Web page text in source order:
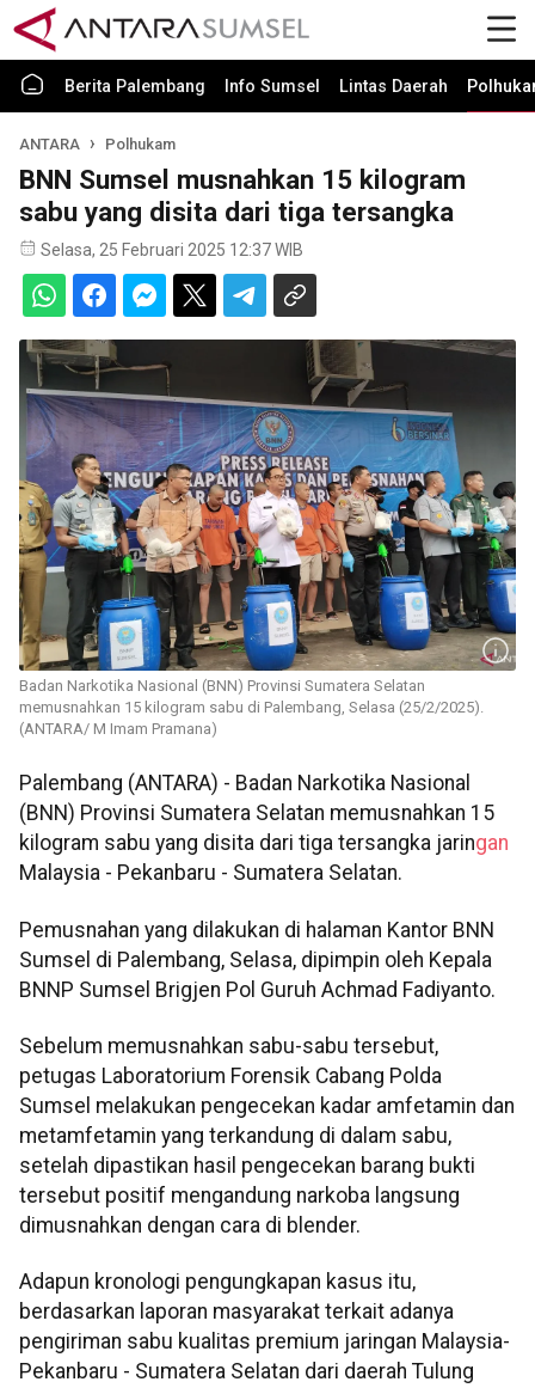
Berita Palembang Info Sumsel Lintas Daerah
ANTARA Polhukam
BNN Sumsel musnahkan 15 kilogram
sabu yang disita dari tiga tersangka
Selasa, 25 Februari 2025 12:37 WIB
Badan Narkotika Nasional (BNN) Provinsi Sumatera Selatan
memusnahkan 15 kilogram sabu di Palembang, Selasa (25/2/2025).
(ANTARA/ M Imam Pramana)
Palembang (ANTARA) - Badan Narkotika Nasional
(BNN) Provinsi Sumatera Selatan memusnahkan 15
kilogram sabu yang disita dari tiga tersangka jaringan
Malaysia - Pekanbaru - Sumatera Selatan.
Pemusnahan yang dilakukan di halaman Kantor BNN
Sumsel di Palembang, Selasa, dipimpin oleh Kepala
BNNP Sumsel Brigjen Pol Guruh Achmad Fadiyanto.
Sebelum memusnahkan sabu-sabu tersebut,
petugas Laboratorium Forensik Cabang Polda
Sumsel melakukan pengecekan kadar amfetamin dan
metamfetamin yang terkandung di dalam sabu,
setelah dipastikan hasil pengecekan barang bukti
tersebut positif mengandung narkoba langsung
dimusnahkan dengan cara di blender.
Adapun kronologi pengungkapan kasus itu,
berdasarkan laporan masyarakat terkait adanya
pengiriman sabu kualitas premium jaringan Malaysia-
Pekanbaru - Sumatera Selatan dari daerah Tulung